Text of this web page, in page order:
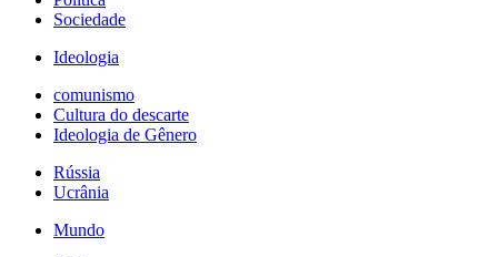
Sociedade
Ideologia
comunismo
Cultura do descarte
Ideologia de Gênero
Rússia
Ucrânia
Mundo